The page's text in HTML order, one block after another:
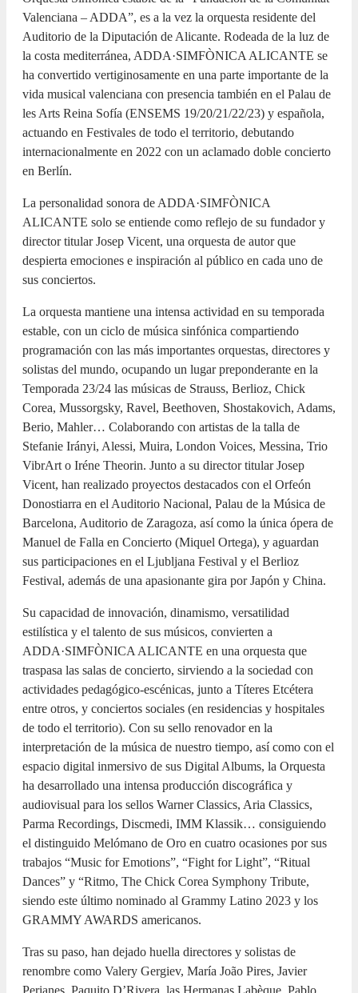
Valenciana – ADDA”, es a la vez la orquesta residente del
Auditorio de la Diputación de Alicante. Rodeada de la luz de
la costa mediterránea, ADDA·SIMFÒNICA ALICANTE se
ha convertido vertiginosamente en una parte importante de la
vida musical valenciana con presencia también en el Palau de
les Arts Reina Sofía (ENSEMS 19/20/21/22/23) y española,
actuando en Festivales de todo el territorio, debutando
internacionalmente en 2022 con un aclamado doble concierto
en Berlín.
La personalidad sonora de ADDA·SIMFÒNICA
ALICANTE solo se entiende como reflejo de su fundador y
director titular Josep Vicent, una orquesta de autor que
despierta emociones e inspiración al público en cada uno de
sus conciertos.
La orquesta mantiene una intensa actividad en su temporada
estable, con un ciclo de música sinfónica compartiendo
programación con las más importantes orquestas, directores y
solistas del mundo, ocupando un lugar preponderante en la
Temporada 23/24 las músicas de Strauss, Berlioz, Chick
Corea, Mussorgsky, Ravel, Beethoven, Shostakovich, Adams,
Berio, Mahler… Colaborando con artistas de la talla de
Stefanie Irányi, Alessi, Muira, London Voices, Messina, Trio
VibrArt o Iréne Theorin. Junto a su director titular Josep
Vicent, han realizado proyectos destacados con el Orfeón
Donostiarra en el Auditorio Nacional, Palau de la Música de
Barcelona, Auditorio de Zaragoza, así como la única ópera de
Manuel de Falla en Concierto (Miquel Ortega), y aguardan
sus participaciones en el Ljubljana Festival y el Berlioz
Festival, además de una apasionante gira por Japón y China.
Su capacidad de innovación, dinamismo, versatilidad
estilística y el talento de sus músicos, convierten a
ADDA·SIMFÒNICA ALICANTE en una orquesta que
traspasa las salas de concierto, sirviendo a la sociedad con
actividades pedagógico-escénicas, junto a Títeres Etcétera
entre otros, y conciertos sociales (en residencias y hospitales
de todo el territorio). Con su sello renovador en la
interpretación de la música de nuestro tiempo, así como con el
espacio digital inmersivo de sus Digital Albums, la Orquesta
ha desarrollado una intensa producción discográfica y
audiovisual para los sellos Warner Classics, Aria Classics,
Parma Recordings, Discmedi, IMM Klassik… consiguiendo
el distinguido Melómano de Oro en cuatro ocasiones por sus
trabajos “Music for Emotions”, “Fight for Light”, “Ritual
Dances” y “Ritmo, The Chick Corea Symphony Tribute,
siendo este último nominado al Grammy Latino 2023 y los
GRAMMY AWARDS americanos.
Tras su paso, han dejado huella directores y solistas de
renombre como Valery Gergiev, María João Pires, Javier
Perianes, Paquito D’Rivera, las Hermanas Labèque, Pablo